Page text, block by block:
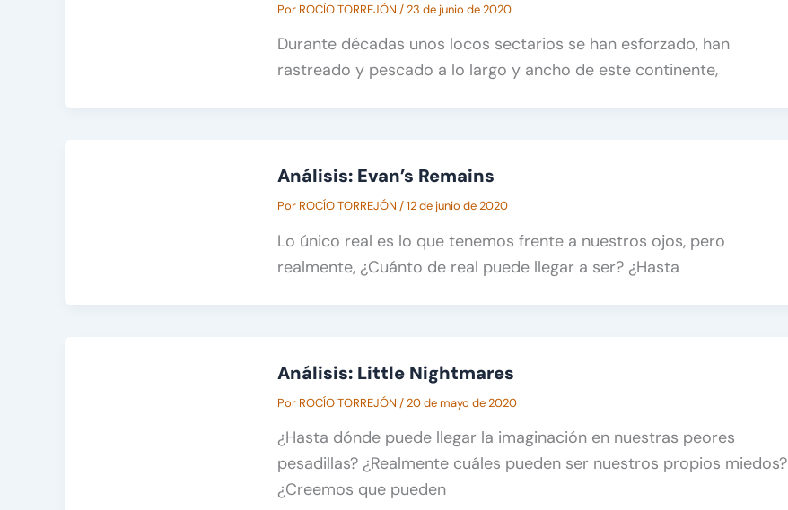
Por ROCÍO TORREJÓN /23 de junio de 2020
Durante décadas unos locos sectarios se han esforzado, han
rastreado y pescado a lo largo y ancho de este continente,
Análisis: Evan’s Remains
Por ROCÍO TORREJÓN /12 de junio de 2020
Lo único real es lo que tenemos frente a nuestros ojos, pero
realmente, ¿Cuánto de real puede llegar a ser? ¿Hasta
Análisis: Little Nightmares
Por ROCÍO TORREJÓN /20 de mayo de 2020
¿Hasta dónde puede llegar la imaginación en nuestras peores
pesadillas? ¿Realmente cuáles pueden ser nuestros propios miedos?
¿Creemos que pueden